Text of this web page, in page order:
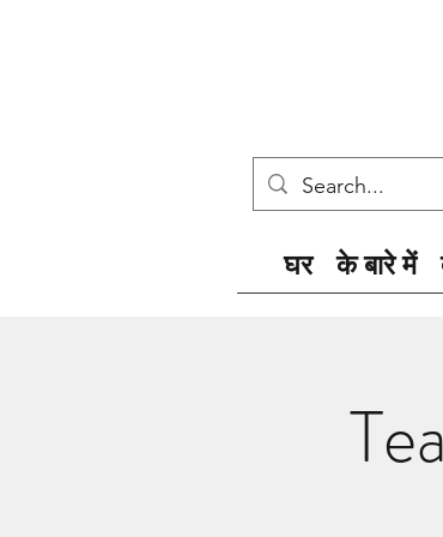
घर के बारे में